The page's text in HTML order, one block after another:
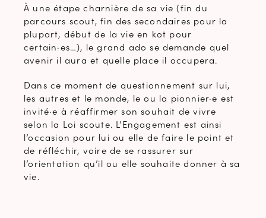
À une étape charnière de sa vie (fin du
parcours scout, fin des secondaires pour la
plupart, début de la vie en kot pour
certain·es…), le grand ado se demande quel
avenir il aura et quelle place il occupera.
Dans ce moment de questionnement sur lui,
les autres et le monde, le ou la pionnier·e est
invité·e à réaffirmer son souhait de vivre
selon la Loi scoute. L’Engagement est ainsi
l’occasion pour lui ou elle de faire le point et
de réfléchir, voire de se rassurer sur
l’orientation qu’il ou elle souhaite donner à sa
vie.